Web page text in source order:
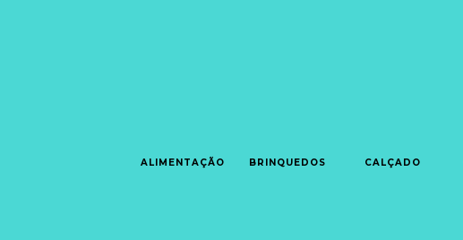
ALIMENTAÇÃO BRINQUEDOS CALÇADO